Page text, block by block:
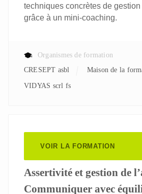
techniques concrètes de
grâce à un mini-coaching.
Organismes de formation
CRESEPT asbl
Maison de la
VIDYAS scrl fs
VOIR LA FORMATION
Assertivité et gestion de
Communiquer avec